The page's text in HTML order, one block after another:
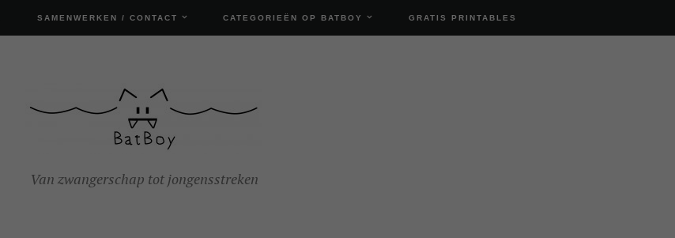
SAMENWERKEN / CONTACT CATEGORIEËN OP BATBOY GRATIS PRINTABLES
Van zwangerschap tot jongensstreken